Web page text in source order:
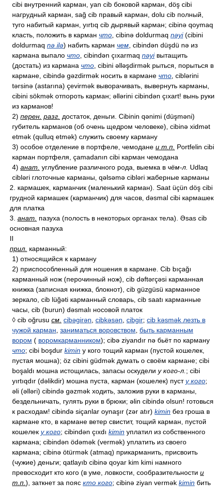
cibi внутренний карман, yan cib боковой карман, döş cibi
нагрудный карман, sağ cib правый карман, dolu cib полный,
туго набитый карман, yırtıq cib дырявый карман; cibinə qoymaq
класть, положить в карман что , cibinə doldurmaq nəyi(cibini
doldurmaq nə ilə) набить карман чем , cibindən düşdü nə из
кармана выпало что , cibindən çıxarmaq nəyiвытащить
(достать) из кармана что , cibini əlləşdirmək рыться, порыться в
кармане, cibində gəzdirmək носить в кармане что , ciblərini
tərsinə (astarına) çevirmək выворачивать, вывернуть карманы,
cibini sökmək отпороть карман; əllərini cibindən çıxart! вынь руки
из карманов!
2) перен. разг. достаток, деньги. Cibinin qənimi (düşməni)
губитель карманов (об очень щедром человеке), cibinə xidmət
etmək (qulluq etmək) служить своему карману
3) особое отделение в портфеле, чемодане и т.п. Portfelin cibi
карман портфеля, çamadanın cibi карман чемодана
4) анат. углубление различного рода, выемка в чём-л. Udlaq
cibləri глоточные карманы, qəlsəmə cibləri жаберные карманы
2. кармашек, карманчик (маленький карман). Saat üçün döş cibi
грудной кармашек (карманчик) для часов, dəsmal cibi кармашек
для платка
3. анат.
пазуха (полость в некоторых органах тела). Əsas cib
основная пазуха
II
прил. карманный:
1) относящийся к карману
2) приспособленный для ношения в кармане. Cib bıçağı
карманный нож (перочинный нож), cib dəftərçəsi карманная
книжка (записная книжка, блокнот), cib güzgüsü карманное
зеркало, cib lüğəti карманный словарь, cib saatı карманные
часы, cib (burun) dəsmalı носовой платок
◊ cib oğrusu см. cibəgirən cibkəsən cibgir; cib kəsmək лезть в
чужой карман заниматься воровством быть карманным
вором ( воромкарманником); cibə ziyandır nə бьёт по карману
что; cibi boşdur kimin у кого тощий карман (пустой кошелек,
пустая мошна); öz cibini güdmək думать о своём кармане; cibi
boşaldı мошна истощилась, запасы оскудели у кого-л. ; cibi
yırtıqdır (dəlikdir) мошна пуста, карман (кошелек) пусту кого;
əli (əlləri) cibində gəzmək ходить, заложив руки в карманы,
бездельничать, гулять руки в брюки; əlin cibində olsun! готовься
к расходам! cibində siçanlar oynaşır (zər atır) kimin без гроша в
кармане кто, в кармане ветер свистит, тощий карман, пустой
кошелек у кого; cibindən çıxdı kimin уплатил из собственного
кармана; cibindən ödəmək (vermək) уплатить из своего
кармана; cibinə ötürmək (atmaq) прикарманить, присвоить
(чужие) деньги; qatlayıb cibinə qoyar kim kimi намного
превосходит кто кого (в уме, ловкости, сообразительности и
т.п. ), заткнет за пояс кто кого; cibinə ziyan vermək kimin бить